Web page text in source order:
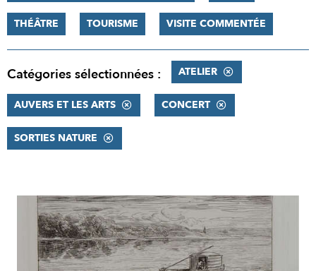
THÉÂTRE TOURISME VISITE COMMENTÉE
Catégories sélectionnées : ATELIER
AUVERS ET LES ARTS CONCERT
SORTIES NATURE
RÉSULTATS